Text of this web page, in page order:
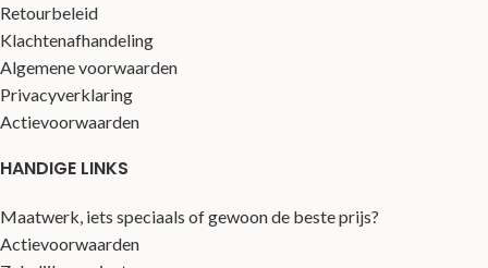
Retourbeleid
Klachtenafhandeling
Algemene voorwaarden
Privacyverklaring
Actievoorwaarden
HANDIGE LINKS
Maatwerk, iets speciaals of gewoon de beste prijs?
Actievoorwaarden